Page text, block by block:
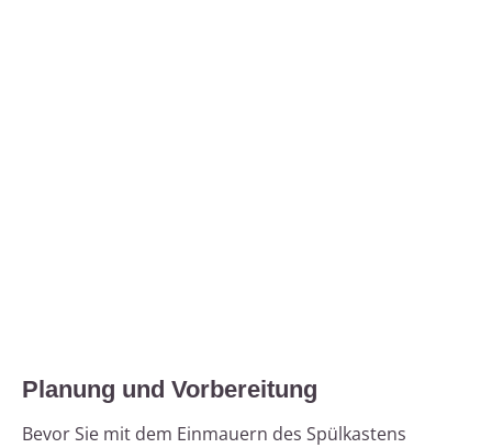
Planung und Vorbereitung
Bevor Sie mit dem Einmauern des Spülkastens